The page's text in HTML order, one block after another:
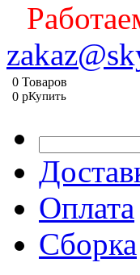
0 Товаров
0 pКупить
Оплата
Сборка